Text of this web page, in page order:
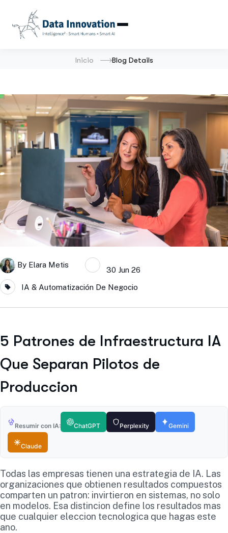
Inicio Blog Details
By Elara Metis
30 Jun 26
IA & Automatización De Negocio
5 Patrones de Infraestructura IA
Que Separan Pilotos de
Produccion
Resumir con IA: ChatGPT Perplexity Gemini
Claude
Todas las empresas tienen una estrategia de IA. Las
organizaciones que obtienen resultados compuestos
comparten un patron: invirtieron en sistemas, no solo
en modelos. Esa distincion define los resultados mas
que cualquier eleccion tecnologica que hagas este
ano.